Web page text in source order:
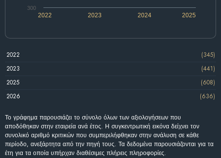
2022 2024
2023 2025
300
2022
(345)
2023
(441)
2025
(608)
2026
(636)
Το γράφημα παρουσιάζει το σύνολο όλων των αξιολογήσεων που
αποδόθηκαν στην εταιρεία ανά έτος. Η συγκεντρωτική εικόνα δείχνει τον
συνολικό αριθμό κριτικών που συμπεριλήφθηκαν στην ανάλυση σε κάθε
περίοδο, ανεξάρτητα από την πηγή τους. Τα δεδομένα παρουσιάζονται για τα
έτη για τα οποία υπήρχαν διαθέσιμες πλήρεις πληροφορίες.